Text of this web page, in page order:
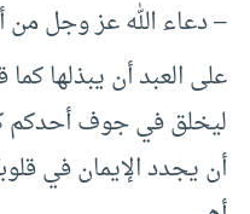
– دعاء الله عز وجل من
على العبد أن يبذلها كما
ليخلق في جوف أحدكم
أن يجدد الإيمان في